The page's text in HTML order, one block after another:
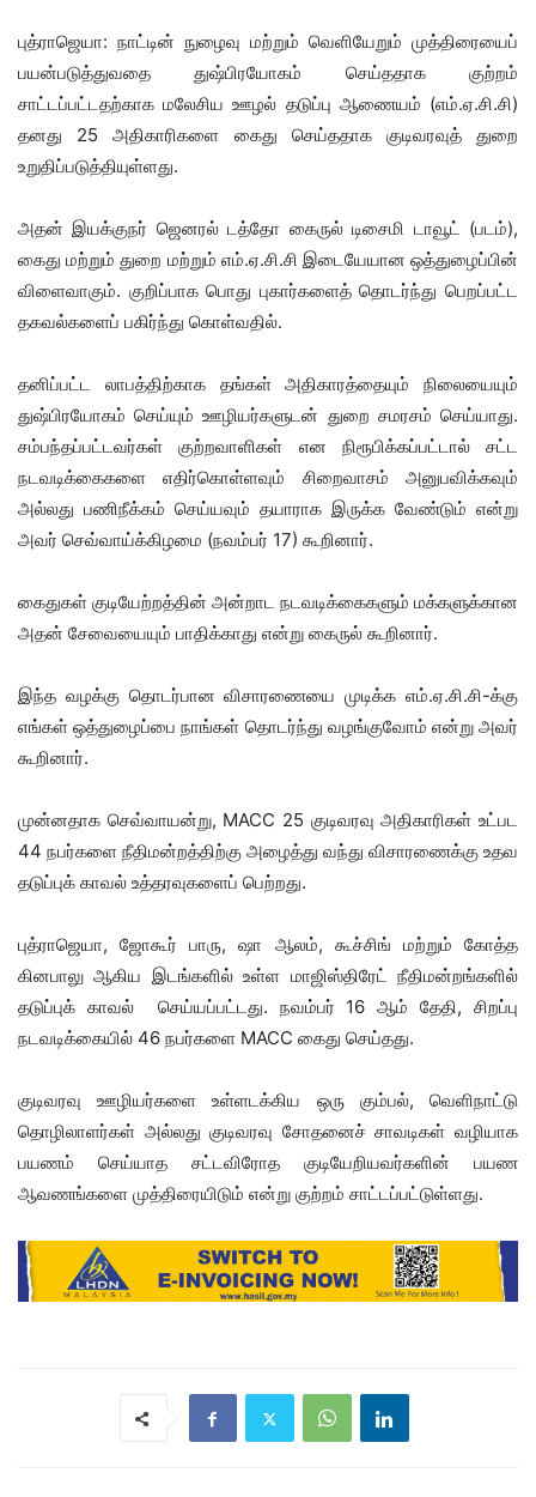
புத்ராஜெயா: நாட்டின் நுழைவு மற்றும் வெளியேறும் முத்திரையைப்
பயன்படுத்துவதை துஷ்பிரயோகம் செய்ததாக குற்றம்
சாட்டப்பட்டதற்காக மலேசிய ஊழல் தடுப்பு ஆணையம் (எம்.ஏ.சி.சி)
தனது 25 அதிகாரிகளை கைது செய்ததாக குடிவரவுத் துறை
உறுதிப்படுத்தியுள்ளது.
அதன் இயக்குநர் ஜெனரல் டத்தோ கைருல் டிசைமி டாவூட் (படம்),
கைது மற்றும் துறை மற்றும் எம்.ஏ.சி.சி இடையேயான ஒத்துழைப்பின்
விளைவாகும். குறிப்பாக பொது புகார்களைத் தொடர்ந்து பெறப்பட்ட
தகவல்களைப் பகிர்ந்து கொள்வதில்.
தனிப்பட்ட லாபத்திற்காக தங்கள் அதிகாரத்தையும் நிலையையும்
துஷ்பிரயோகம் செய்யும் ஊழியர்களுடன் துறை சமரசம் செய்யாது.
சம்பந்தப்பட்டவர்கள் குற்றவாளிகள் என நிரூபிக்கப்பட்டால் சட்ட
நடவடிக்கைகளை எதிர்கொள்ளவும் சிறைவாசம் அனுபவிக்கவும்
அல்லது பணிநீக்கம் செய்யவும் தயாராக இருக்க வேண்டும் என்று
அவர் செவ்வாய்க்கிழமை (நவம்பர் 17) கூறினார்.
கைதுகள் குடியேற்றத்தின் அன்றாட நடவடிக்கைகளும் மக்களுக்கான
அதன் சேவையையும் பாதிக்காது என்று கைருல் கூறினார்.
இந்த வழக்கு தொடர்பான விசாரணையை முடிக்க எம்.ஏ.சி.சி-க்கு
எங்கள் ஒத்துழைப்பை நாங்கள் தொடர்ந்து வழங்குவோம் என்று அவர்
கூறினார்.
முன்னதாக செவ்வாயன்று, MACC 25 குடிவரவு அதிகாரிகள் உட்பட
44 நபர்களை நீதிமன்றத்திற்கு அழைத்து வந்து விசாரணைக்கு உதவ
தடுப்புக் காவல் உத்தரவுகளைப் பெற்றது.
புத்ராஜெயா, ஜோகூர் பாரு, ஷா ஆலம், கூச்சிங் மற்றும் கோத்த
கினபாலு ஆகிய இடங்களில் உள்ள மாஜிஸ்திரேட் நீதிமன்றங்களில்
தடுப்புக் காவல் செய்யப்பட்டது. நவம்பர் 16 ஆம் தேதி, சிறப்பு
நடவடிக்கையில் 46 நபர்களை MACC கைது செய்தது.
குடிவரவு ஊழியர்களை உள்ளடக்கிய ஒரு கும்பல், வெளிநாட்டு
தொழிலாளர்கள் அல்லது குடிவரவு சோதனைச் சாவடிகள் வழியாக
பயணம் செய்யாத சட்டவிரோத குடியேறியவர்களின் பயண
ஆவணங்களை முத்திரையிடும் என்று குற்றம் சாட்டப்பட்டுள்ளது.